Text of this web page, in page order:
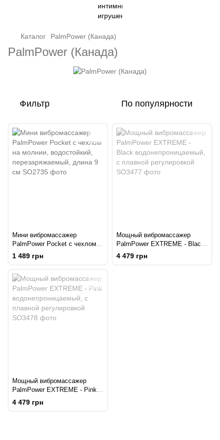
Каталог PalmPower (Канада)
PalmPower (Канада)
Фильтр По популярности
Мини вибромассажер
PalmPower Pocket с чехлом
на молнии, водостойкий,
перезаряжаемый, длина 9 см
1 489 грн
Мощный вибромассажер
PalmPower EXTREME - Black
водонепроницаемый, с
плавной регулировкой
4 479 грн
Мощный вибромассажер
PalmPower EXTREME - Pink
водонепроницаемый, с
плавной регулировкой
4 479 грн